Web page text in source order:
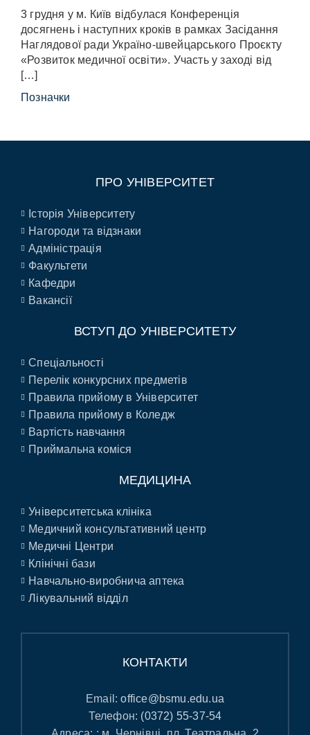
3 грудня у м. Київ відбулася Конференція
досягнень і наступних кроків в рамках Засідання
Наглядової ради Україно-швейцарського Проєкту
«Розвиток медичної освіти». Участь у заході від
[…]
Позначки
ПРО УНІВЕРСИТЕТ
Історія Університету
Нагороди та відзнаки
Адміністрація
Факультети
Кафедри
Вакансії
ВСТУП ДО УНІВЕРСИТЕТУ
Спеціальності
Перелік конкурсних предметів
Правила прийому в Університет
Правила прийому в Коледж
Вартість навчання
Приймальна коміся
МЕДИЦИНА
Університетська клініка
Медичний консультативний центр
Медичні Центри
Клінічні бази
Навчально-виробнича аптека
Лікувальний відділ
КОНТАКТИ
Email:office@bsmu.edu.ua
Телефон: (0372) 55-37-54